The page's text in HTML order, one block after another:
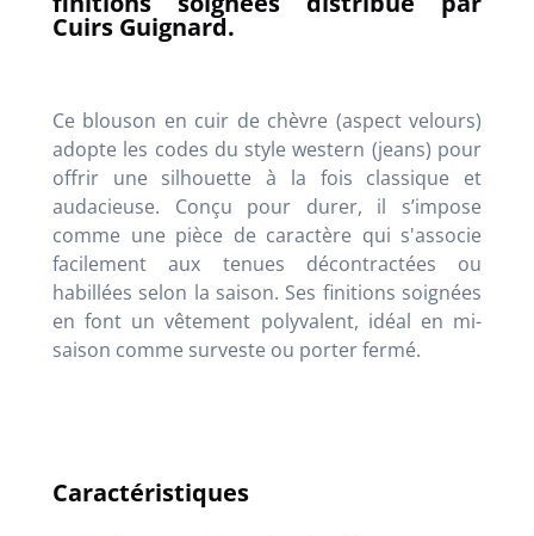
Cuirs Guignard.
Ce blouson en cuir de chèvre (aspect velours)
adopte les codes du style western (jeans) pour
offrir une silhouette à la fois classique et
audacieuse. Conçu pour durer, il s’impose
comme une pièce de caractère qui s'associe
facilement aux tenues décontractées ou
habillées selon la saison. Ses finitions soignées
en font un vêtement polyvalent, idéal en mi-
saison comme surveste ou porter fermé.
Caractéristiques